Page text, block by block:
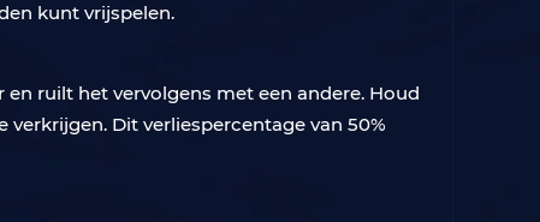
kunt vrijspelen.
ruilt het vervolgens met een andere. Houd
Dit verliespercentage van 50%